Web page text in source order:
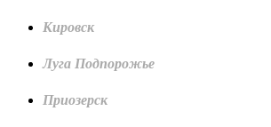
Кировск
Луга Подпорожье
Приозерск